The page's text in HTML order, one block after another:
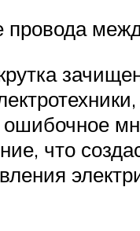
провода
что